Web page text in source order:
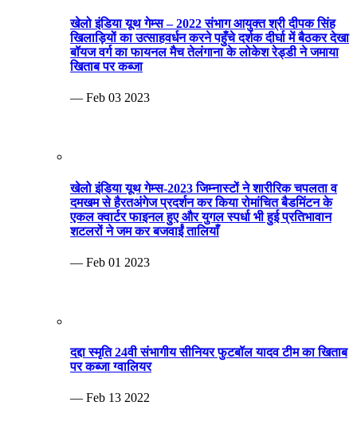
खेलो इंडिया यूथ गेम्स – 2022 संभाग आयुक्त श्री दीपक सिंह
खिलाड़ियों का उत्साहवर्धन करने पहुँचे दर्शक दीर्घा में बैठकर देखा
बॉयज वर्ग का फायनल मैच तेलंगाना के लोकेश रेड्डी ने जमाया
खिताब पर कब्जा
— Feb 03 2023
खेलो इंडिया यूथ गेम्स-2023 जिम्नास्टों ने शारीरिक चपलता व
दमखम से हैरतअंगेज प्रदर्शन कर किया रोमांचित बैडमिंटन के
एकल क्वार्टर फाइनल हुए और युगल स्पर्धा भी हुई प्रतिभावान
शटलरों ने जम कर बजवाईं तालियाँ
— Feb 01 2023
दद्दा स्मृति 24वी संभागीय सीनियर फुटबॉल यादव टीम का खिताब
पर कब्जा ग्वालियर
— Feb 13 2022